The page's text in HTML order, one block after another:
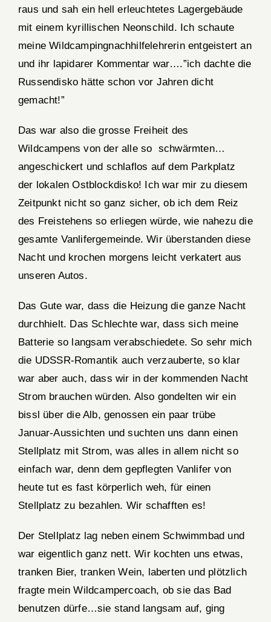
raus und sah ein hell erleuchtetes Lagergebäude
mit einem kyrillischen Neonschild. Ich schaute
meine Wildcampingnachhilfelehrerin entgeistert an
und ihr lapidarer Kommentar war….”ich dachte die
Russendisko hätte schon vor Jahren dicht
gemacht!”
Das war also die grosse Freiheit des
Wildcampens von der alle so schwärmten…
angeschickert und schlaflos auf dem Parkplatz
der lokalen Ostblockdisko! Ich war mir zu diesem
Zeitpunkt nicht so ganz sicher, ob ich dem Reiz
des Freistehens so erliegen würde, wie nahezu die
gesamte Vanlifergemeinde. Wir überstanden diese
Nacht und krochen morgens leicht verkatert aus
unseren Autos.
Das Gute war, dass die Heizung die ganze Nacht
durchhielt. Das Schlechte war, dass sich meine
Batterie so langsam verabschiedete. So sehr mich
die UDSSR-Romantik auch verzauberte, so klar
war aber auch, dass wir in der kommenden Nacht
Strom brauchen würden. Also gondelten wir ein
bissl über die Alb, genossen ein paar trübe
Januar-Aussichten und suchten uns dann einen
Stellplatz mit Strom, was alles in allem nicht so
einfach war, denn dem gepflegten Vanlifer von
heute tut es fast körperlich weh, für einen
Stellplatz zu bezahlen. Wir schafften es!
Der Stellplatz lag neben einem Schwimmbad und
war eigentlich ganz nett. Wir kochten uns etwas,
tranken Bier, tranken Wein, laberten und plötzlich
fragte mein Wildcampercoach, ob sie das Bad
benutzen dürfe…sie stand langsam auf, ging